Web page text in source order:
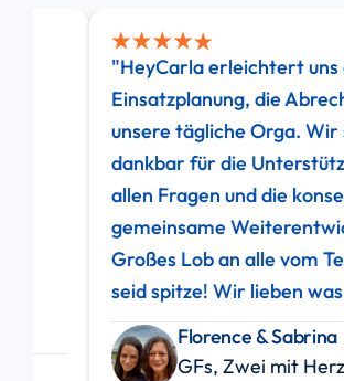
"HeyCarla erleichtert uns die
Einsatzplanung, die Abrechnung und
unsere tägliche Orga. Wir sind sehr
dankbar für die Unterstützung bei
allen Fragen und die konsequente
gemeinsame Weiterentwicklung.
Großes Lob an alle vom Team! Ihr
seid spitze! Wir lieben was wir tun."
Florence & Sabrina
GFs, Zwei mit Herz